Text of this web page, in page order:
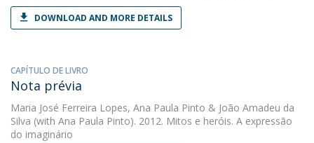
DOWNLOAD AND MORE DETAILS
CAPÍTULO DE LIVRO
Nota prévia
Maria José Ferreira Lopes, Ana Paula Pinto & João Amadeu da
Silva (with Ana Paula Pinto). 2012. Mitos e heróis. A expressão
do imaginário